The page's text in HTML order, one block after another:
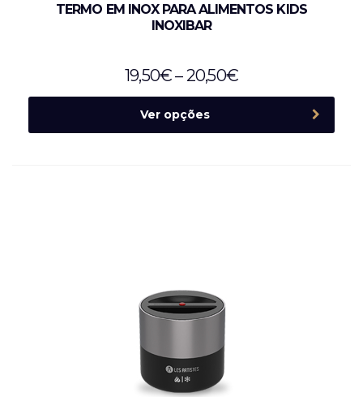
TERMO EM INOX PARA ALIMENTOS KIDS
INOXIBAR
19,50€– 20,50€
Ver opções